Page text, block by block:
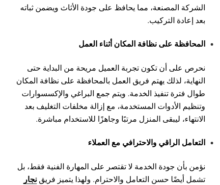
الشركة المصنعة، مما يحافظ على جودة الأثاث ويضمن ثباته
بعد إعادة التركيب.
المحافظة على نظافة المكان أثناء العمل
نحرص على أن تكون تجربة العميل مريحة من البداية حتى
النهاية، لذلك يهتم فريق العمل بالمحافظة على نظافة المكان
طوال فترة تنفيذ الخدمة. ويتم جمع البراغي والإكسسوارات
وتنظيم الأدوات المستخدمة، مع إزالة مخلفات التغليف بعد
الانتهاء، ليبقى المنزل مرتبًا وجاهزًا للاستخدام مباشرة.
التعامل الراقي والاحترافي مع العملاء
نؤمن بأن جودة الخدمة لا تقتصر على المهارة الفنية فقط، بل
تشمل أيضًا حسن التعامل والاحترام. ولهذا يتميز فريق نجار